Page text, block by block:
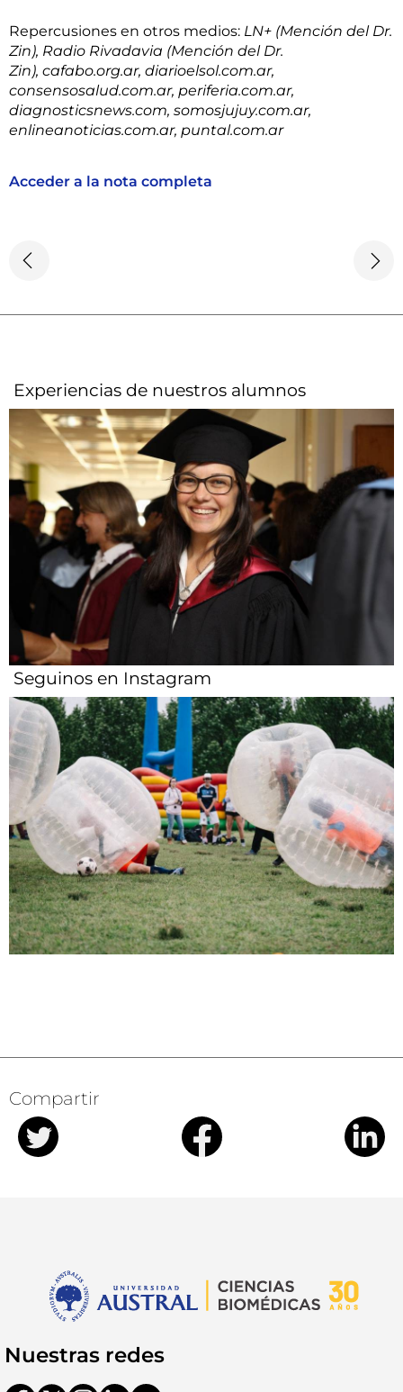
Repercusiones en otros medios: LN+ (Mención del Dr.
Zin), Radio Rivadavia (Mención del Dr.
Zin), cafabo.org.ar, diarioelsol.com.ar,
consensosalud.com.ar, periferia.com.ar,
diagnosticsnews.com, somosjujuy.com.ar,
enlineanoticias.com.ar, puntal.com.ar
Acceder a la nota completa
Experiencias de nuestros alumnos​
Seguinos en Instagram
Compartir
Nuestras redes